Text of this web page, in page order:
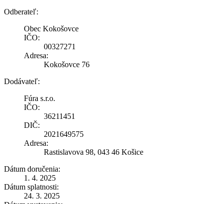
Odberateľ:
Obec Kokošovce
IČO:
00327271
Adresa:
Kokošovce 76
Dodávateľ:
Fúra s.r.o.
IČO:
36211451
DIČ:
2021649575
Adresa:
Rastislavova 98, 043 46 Košice
Dátum doručenia:
1. 4. 2025
Dátum splatnosti:
24. 3. 2025